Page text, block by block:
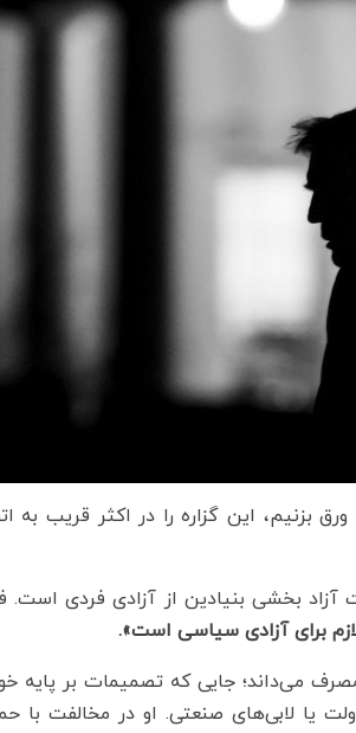
بزنیم، این گزاره را در اکثر قریب به
آزاد بخشی بنیادین از آزادی فردی است.
برای آزادی سیاسی است».
مصرف می‌داند؛ جایی که تصمیمات بر پایه
یا لابی‌های صنعتی. او در مخالفت با